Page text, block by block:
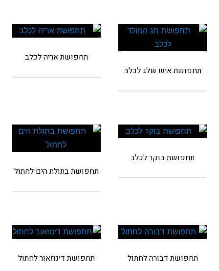
תחפושת איש שלג לכלב
תחפושת אריה לכלב
תחפושת בוקר לכלב
תחפושת בתולת הים לחתול
תחפושת דבורה לחתול תחפושת דינוזאור לחתול